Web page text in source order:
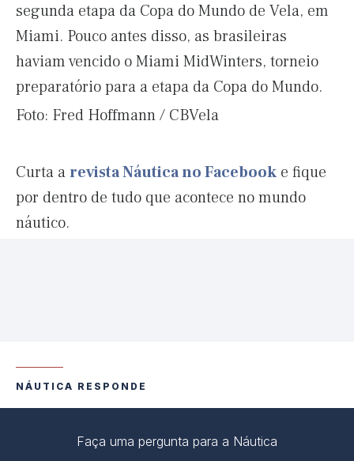
segunda etapa da Copa do Mundo de Vela, em
Miami. Pouco antes disso, as brasileiras
haviam vencido o Miami MidWinters, torneio
preparatório para a etapa da Copa do Mundo.
Foto: Fred Hoffmann / CBVela
Curta arevista Náutica no Facebook e fique
por dentro de tudo que acontece no mundo
náutico.
NÁUTICA RESPONDE
Faça uma pergunta para a Náutica